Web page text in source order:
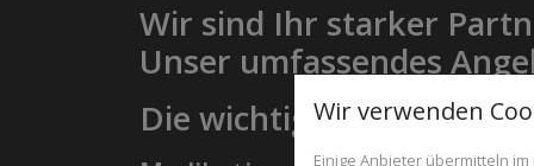
Wir sind Ihr starker
Unser umfassendes
Die wichtigstenWir verwenden
Einige Anbieter übermitteln